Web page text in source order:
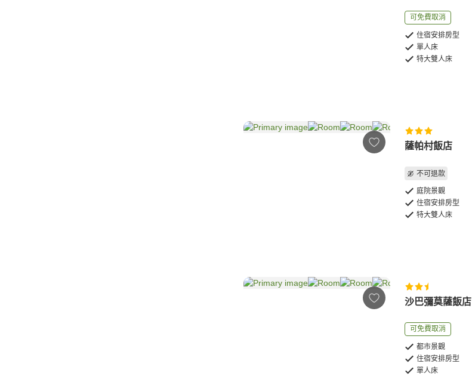
可免費取消
住宿安排房型
單人床
特大雙人床
薩帕村飯店
不可退款
庭院景觀
住宿安排房型
特大雙人床
沙巴彌莫薩飯店
可免費取消
都市景觀
住宿安排房型
單人床